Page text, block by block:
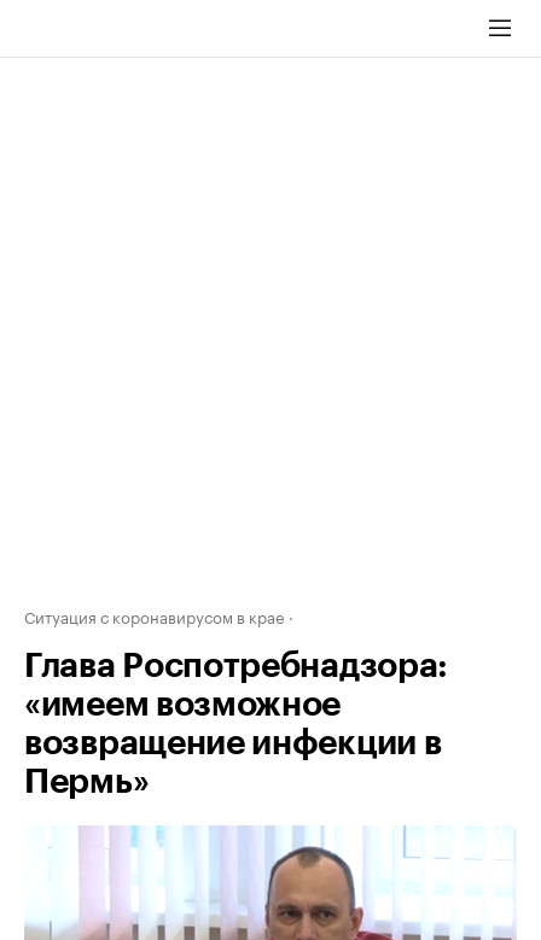
Ситуация с коронавирусом в крае
Глава Роспотребнадзора:
«имеем возможное
возвращение инфекции в
Пермь»